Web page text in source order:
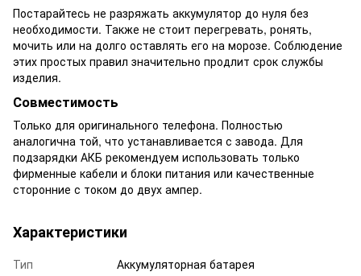
Постарайтесь не разряжать аккумулятор до нуля без
необходимости. Также не стоит перегревать, ронять,
мочить или на долго оставлять его на морозе. Соблюдение
этих простых правил значительно продлит срок службы
изделия.
Совместимость
Только для оригинального телефона. Полностью
аналогична той, что устанавливается с завода. Для
подзарядки АКБ рекомендуем использовать только
фирменные кабели и блоки питания или качественные
сторонние с током до двух ампер.
Характеристики
Тип
Аккумуляторная батарея